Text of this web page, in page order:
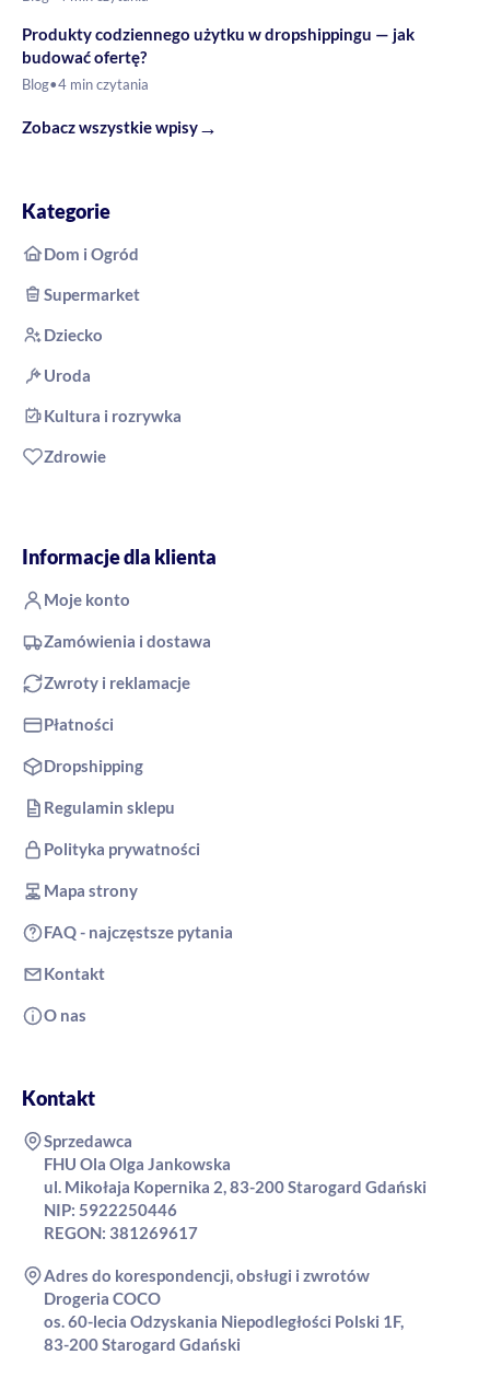
Produkty codziennego użytku w dropshippingu — jak
budować ofertę?
Blog•4 min czytania
Zobacz wszystkie wpisy→
Kategorie
Dom i Ogród
Supermarket
Dziecko
Uroda
Kultura i rozrywka
Zdrowie
Informacje dla klienta
Moje konto
Zamówienia i dostawa
Zwroty i reklamacje
Płatności
Dropshipping
Regulamin sklepu
Polityka prywatności
Mapa strony
FAQ - najczęstsze pytania
Kontakt
O nas
Kontakt
Sprzedawca
FHU Ola Olga Jankowska
ul. Mikołaja Kopernika 2, 83-200 Starogard Gdański
NIP: 5922250446
REGON: 381269617
Adres do korespondencji, obsługi i zwrotów
Drogeria COCO
os. 60-lecia Odzyskania Niepodległości Polski 1F,
83-200 Starogard Gdański